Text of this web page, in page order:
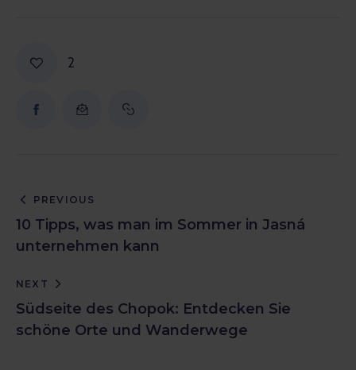
2
PREVIOUS
10 Tipps, was man im Sommer in Jasná
unternehmen kann
NEXT
Südseite des Chopok: Entdecken Sie
schöne Orte und Wanderwege